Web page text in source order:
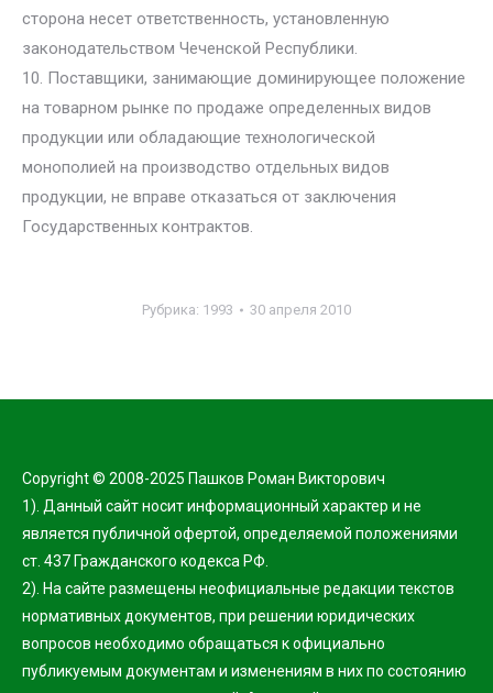
сторона несет ответственность, установленную
законодательством Чеченской Республики.
10. Поставщики, занимающие доминирующее положение
на товарном рынке по продаже определенных видов
продукции или обладающие технологической
монополией на производство отдельных видов
продукции, не вправе отказаться от заключения
Государственных контрактов.
Рубрика: 1993 30 апреля 2010
Copyright © 2008-2025 Пашков Роман Викторович
1). Данный сайт носит информационный характер и не
является публичной офертой, определяемой положениями
ст. 437 Гражданского кодекса РФ.
2). На сайте размещены неофициальные редакции текстов
нормативных документов, при решении юридических
вопросов необходимо обращаться к официально
публикуемым документам и изменениям в них по состоянию